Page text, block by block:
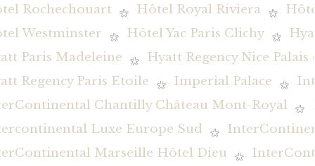
Rochechouart
Hôtel Royal Riviera
Westminster
Hôtel Yac Paris Clichy
Paris Madeleine
Hyatt Regency Nice
Regency Paris Etoile
Imperial Palace
Chantilly Château Mont-Royal
Luxe Europe Sud
Marseille Hôtel Dieu